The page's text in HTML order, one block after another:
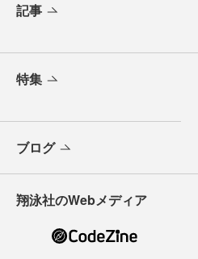
記事
特集
ブログ
翔泳社のWebメディア